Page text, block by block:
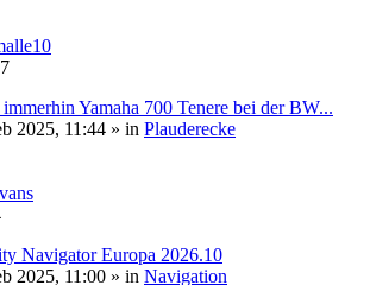
Yamaha 700 Tenere bei der BW...
2025, 11:44 » in Plauderecke
Navigator Europa 2026.10
2025, 11:00 » in Navigation